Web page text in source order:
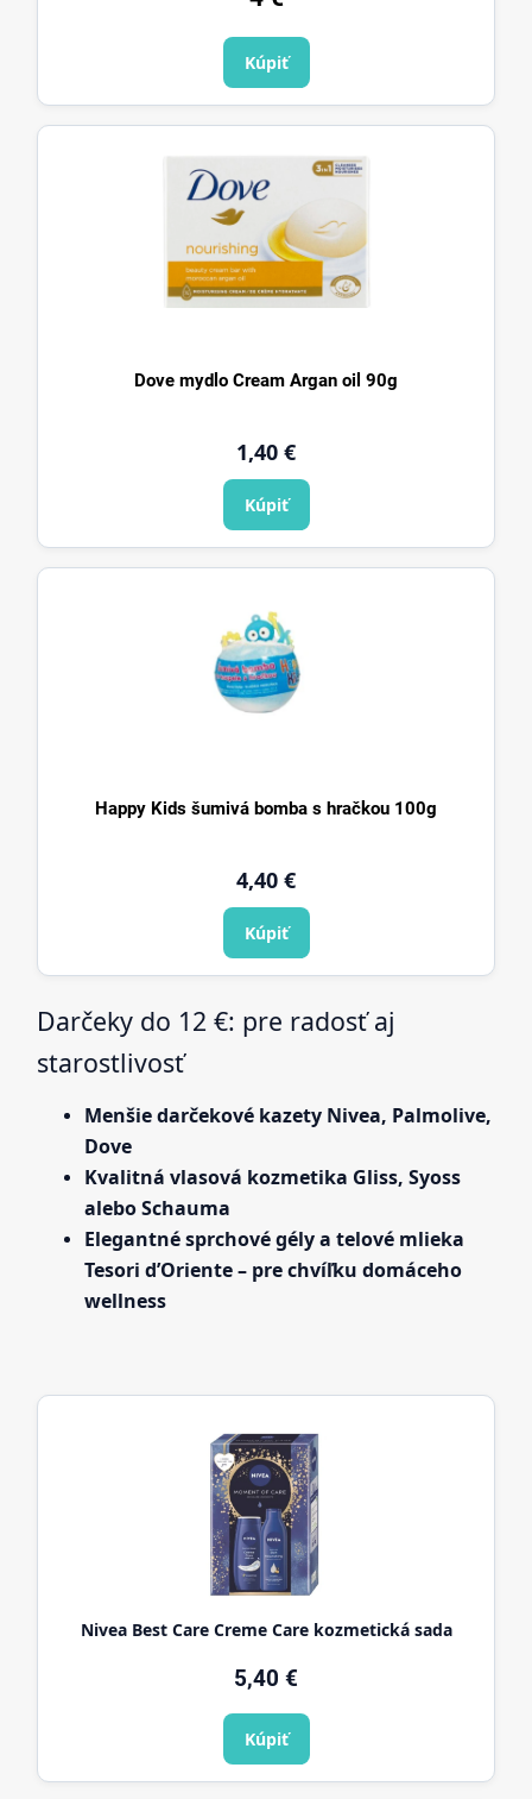
Kúpiť
Dove mydlo Cream Argan oil 90g
1,40 €
Kúpiť
Happy Kids šumivá bomba s hračkou 100g
4,40 €
Kúpiť
Darčeky do 12 €: pre radosť aj
starostlivosť
Menšie darčekové kazety Nivea, Palmolive,
Dove
Kvalitná vlasová kozmetika Gliss, Syoss
alebo Schauma
Elegantné sprchové gély a telové mlieka
Tesori d’Oriente – pre chvíľku domáceho
wellness
Nivea Best Care Creme Care kozmetická sada
5,40 €
Kúpiť